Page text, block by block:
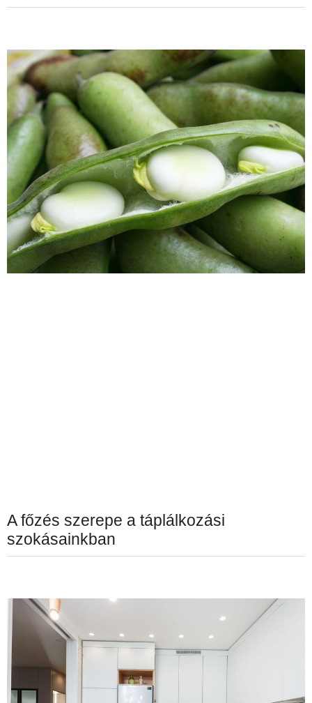
A főzés szerepe a táplálkozási
szokásainkban